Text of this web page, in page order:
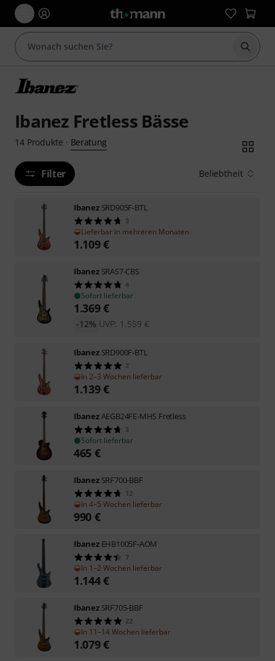
Suche
Ibanez Fretless Bässe
14 Produkte · Beratung
Filter Beliebtheit
Ibanez SRD905F-BTL
3
Lieferbar in mehreren Monaten
1.109€
Ibanez SRAS7-CBS
4
Sofort lieferbar
1.369€
UVP: 1.559 €
-12%
Ibanez SRD900F-BTL
2
In 2–3 Wochen lieferbar
1.139€
IbanezAEGB24FE-MHS Fretless
3
Sofort lieferbar
465 €
Ibanez SRF700-BBF
12
In 4–5 Wochen lieferbar
990 €
Ibanez EHB1005F-AOM
7
In 1–2 Wochen lieferbar
1.144€
Ibanez SRF705-BBF
22
In 11–14 Wochen lieferbar
1.079€